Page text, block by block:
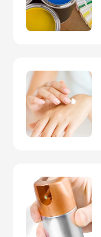
Isopar M Fluid
C1314
Isoparh
De vloeistof